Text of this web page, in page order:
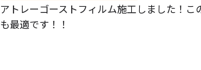
アトレーゴーストフィルム施工しました！
も最適です！！